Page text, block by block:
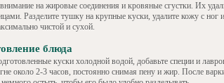
на жировые соединения и кровяные сгустки. Их
Разделите тушку на крупные куски, удалите кожу с ног
чистой и сухой.
блюда
куски холодной водой, добавьте специи и
около 2-3 часов, постоянно снимая пену и жир. После